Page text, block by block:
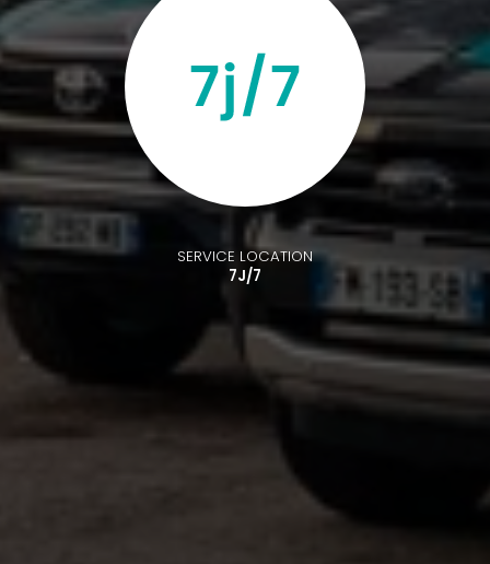
SERVICE LOCATION
7J/7